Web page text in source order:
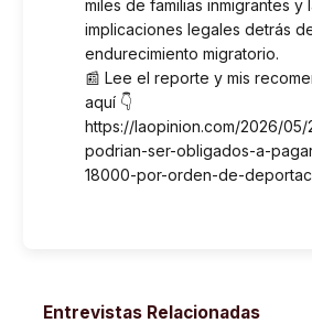
miles de familias inmigrantes y
implicaciones legales detrás
endurecimiento migratorio.
📰 Lee el reporte y mis
aquí 👇
https://laopinion.com/2026/05/
podrian-ser-obligados-a-
18000-por-orden-de-
Entrevistas Relacionadas